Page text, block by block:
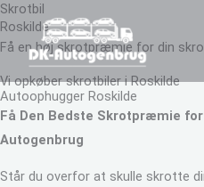
Gå
til
indholdet
Skrotbil
Roskilde
Få en høj skrotpræmie for din
Vi opkøber skrotbiler i Roskilde
Autoophugger Roskilde
Få Den Bedste Skrotpræmie for
Autogenbrug
Står du overfor at skulle skrotte